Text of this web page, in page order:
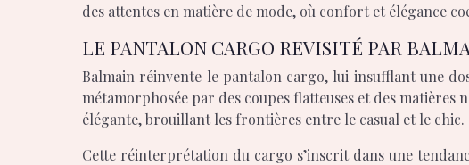
des attentes en matière de mode, où confort et élégance
LE PANTALON CARGO REVISITÉ PAR
Balmain réinvente le pantalon cargo, lui insufflant une
métamorphosée par des coupes flatteuses et des matières
élégante, brouillant les frontières entre le casual et le chic.
Cette réinterprétation du cargo s’inscrit dans une